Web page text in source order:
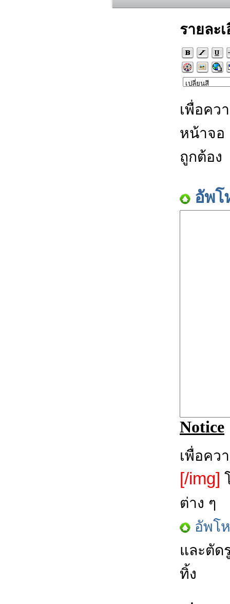
รายละ
เพื่อคว
หน้าจอ
ถูกต้อง
อัพโ
Notice
เพื่อคว
[/img]
ต่าง ๆ
อัพโ
และตัด
ทิ้ง